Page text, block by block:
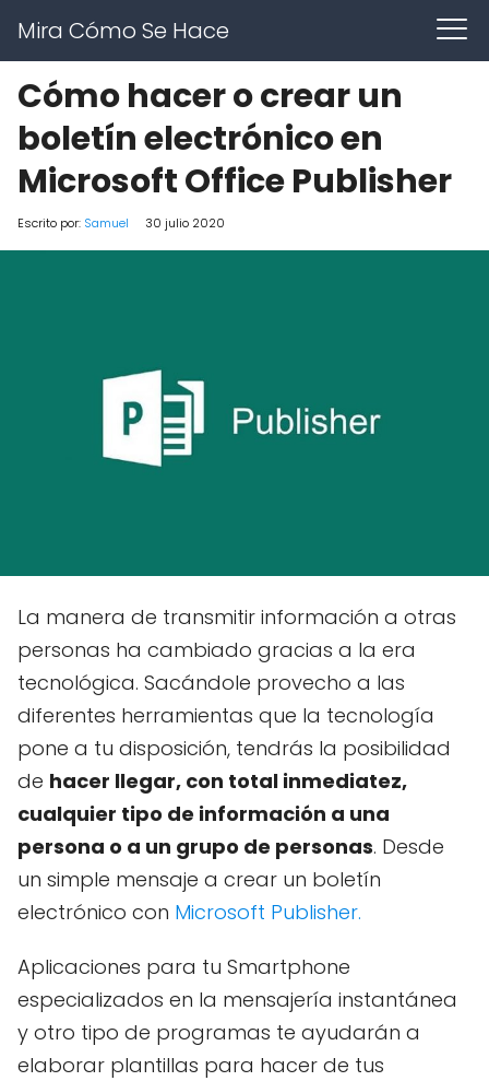
Mira Cómo Se Hace
Cómo hacer o crear un
boletín electrónico en
Microsoft Office Publisher
Escrito por: Samuel 30 julio 2020
La manera de transmitir información a otras
personas ha cambiado gracias a la era
tecnológica. Sacándole provecho a las
diferentes herramientas que la tecnología
pone a tu disposición, tendrás la posibilidad
de hacer llegar, con total inmediatez,
cualquier tipo de información a una
persona o a un grupo de personas. Desde
un simple mensaje a crear un boletín
electrónico con Microsoft Publisher.
Aplicaciones para tu Smartphone
especializados en la mensajería instantánea
y otro tipo de programas te ayudarán a
elaborar plantillas para hacer de tus